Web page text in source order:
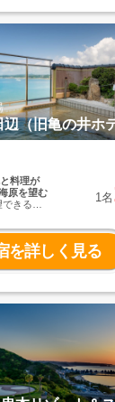
（旧亀の井ホ
料理が
原を望む
きる全
まる茜
泉。紀
料理が
1名
を詳しく見る